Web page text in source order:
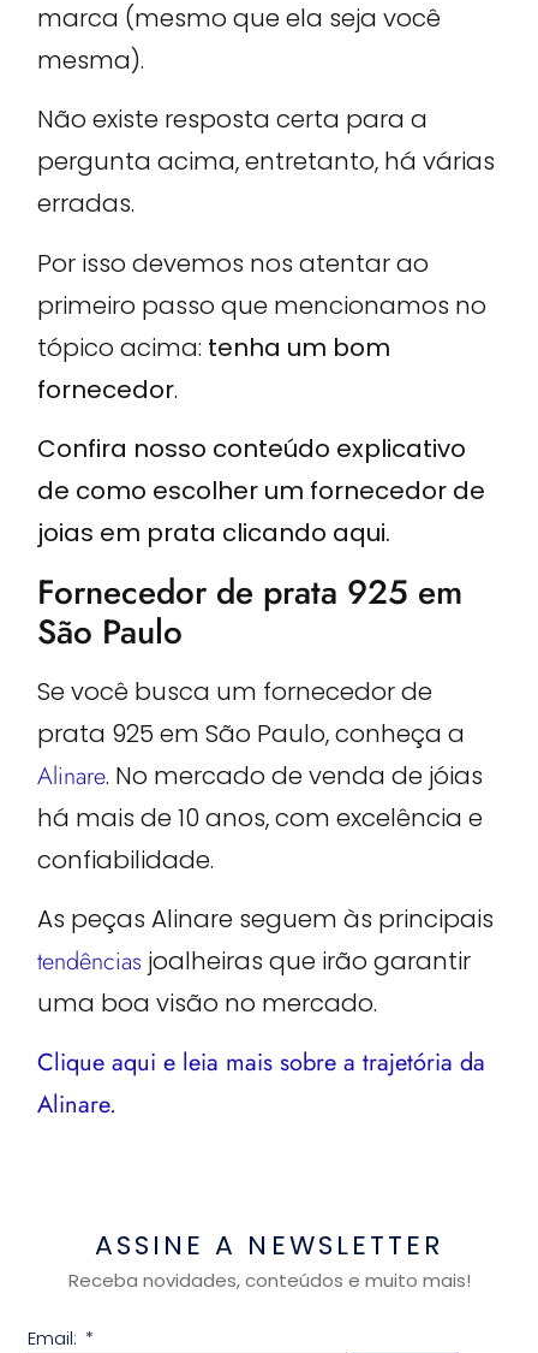
marca (mesmo que ela seja você
mesma).
Não existe resposta certa para a
pergunta acima, entretanto, há várias
erradas.
Por isso devemos nos atentar ao
primeiro passo que mencionamos no
tópico acima: tenha um bom
fornecedor.
Confira nosso conteúdo explicativo
de como escolher um fornecedor de
joias em prata clicando aqui.
Fornecedor de prata 925 em
São Paulo
Se você busca um fornecedor de
prata 925 em São Paulo, conheça a
Alinare. No mercado de venda de jóias
há mais de 10 anos, com excelência e
confiabilidade.
As peças Alinare seguem às principais
tendências joalheiras que irão garantir
uma boa visão no mercado.
Clique aqui e leia mais sobre a trajetória da
Alinare.
ASSINE A NEWSLETTER
Receba novidades, conteúdos e muito mais!
Email: